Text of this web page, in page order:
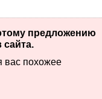
предложению
сайта.
вас похожее